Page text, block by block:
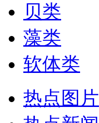
贝类
藻类
软体类
热点图片